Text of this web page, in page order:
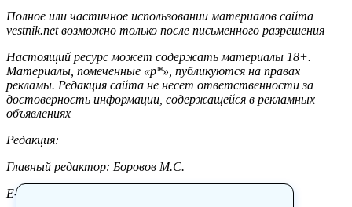
Полное или частичное использовании материалов сайта
vestnik.net возможно только после письменного разрешения
Настоящий ресурс может содержать материалы 18+.
Материалы, помеченные «р*», публикуются на правах
рекламы. Редакция сайта не несет ответственности за
достоверность информации, содержащейся в рекламных
объявлениях
Редакция:
Главный редактор: Боровов М.С.
E-mail: site@vestnik.net, reb.msk@yandex.ru